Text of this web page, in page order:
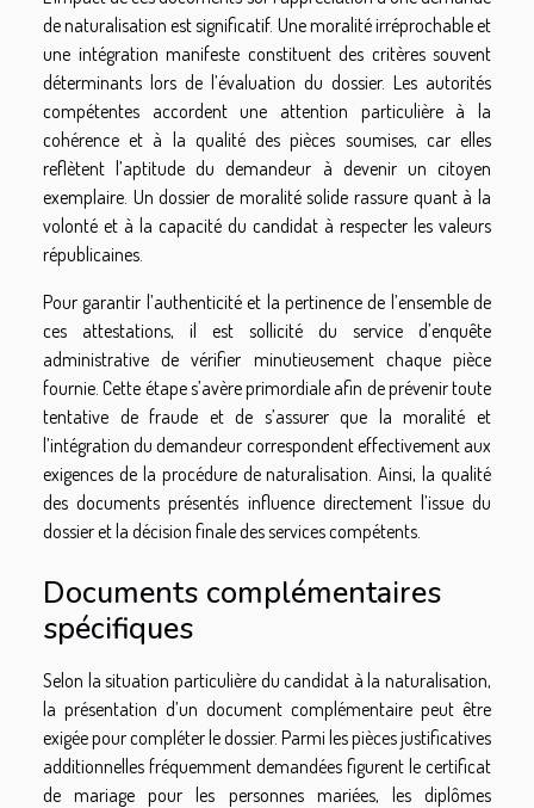
de naturalisation est significatif. Une moralité irréprochable et
une intégration manifeste constituent des critères souvent
déterminants lors de l’évaluation du dossier. Les autorités
compétentes accordent une attention particulière à la
cohérence et à la qualité des pièces soumises, car elles
reflètent l’aptitude du demandeur à devenir un citoyen
exemplaire. Un dossier de moralité solide rassure quant à la
volonté et à la capacité du candidat à respecter les valeurs
républicaines.
Pour garantir l’authenticité et la pertinence de l’ensemble de
ces attestations, il est sollicité du service d’enquête
administrative de vérifier minutieusement chaque pièce
fournie. Cette étape s’avère primordiale afin de prévenir toute
tentative de fraude et de s’assurer que la moralité et
l’intégration du demandeur correspondent effectivement aux
exigences de la procédure de naturalisation. Ainsi, la qualité
des documents présentés influence directement l’issue du
dossier et la décision finale des services compétents.
Documents complémentaires
spécifiques
Selon la situation particulière du candidat à la naturalisation,
la présentation d’un document complémentaire peut être
exigée pour compléter le dossier. Parmi les pièces justificatives
additionnelles fréquemment demandées figurent le certificat
de mariage pour les personnes mariées, les diplômes